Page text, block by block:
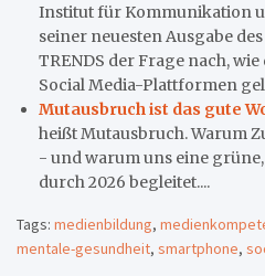
Institut für Kommunikation
seiner neuesten Ausgabe
TRENDS der Frage nach,
Social Media-Plattformen
Mutausbruch ist das gute
heißt Mutausbruch. Warum
- und warum uns eine
durch 2026 begleitet....
Tags: medienbildung,
mentale-gesundheit, smartphone,